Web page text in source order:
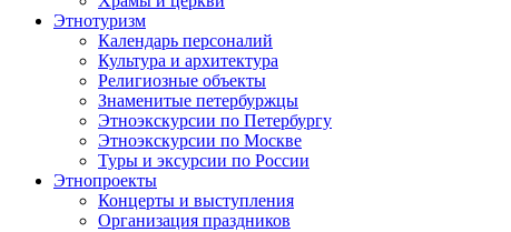
Этнотуризм
Календарь персоналий
Культура и архитектура
Религиозные объекты
Знаменитые петербуржцы
Этноэкскурсии по Петербургу
Этноэкскурсии по Москве
Туры и эксурсии по России
Этнопроекты
Концерты и выступления
Организация праздников